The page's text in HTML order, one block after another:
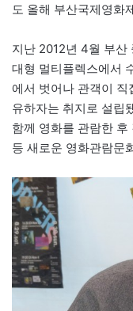
도 올해 부산국제영화
지난 2012년 4월 부산
대형 멀티플렉스에서
에서 벗어나 관객이
유하자는 취지로 설립
함께 영화를 관람한
등 새로운 영화관람문